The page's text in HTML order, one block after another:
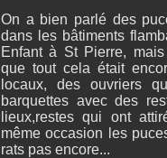
On a bien parlé des
dans les bâtiments
Enfant à St Pierre,
que tout cela était
locaux, des ouvriers
barquettes avec des
lieux,restes qui ont
même occasion les
rats pas encore...